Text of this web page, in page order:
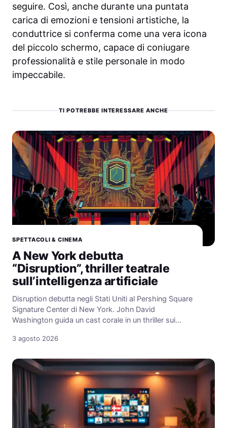
seguire. Così, anche durante una puntata
carica di emozioni e tensioni artistiche, la
conduttrice si conferma come una vera icona
del piccolo schermo, capace di coniugare
professionalità e stile personale in modo
impeccabile.
TI POTREBBE INTERESSARE ANCHE
SPETTACOLI & CINEMA
A New York debutta
“Disruption”, thriller teatrale
sull’intelligenza artificiale
Disruption debutta negli Stati Uniti al Pershing Square
Signature Center di New York. John David
Washington guida un cast corale in un thriller sui…
3 agosto 2026